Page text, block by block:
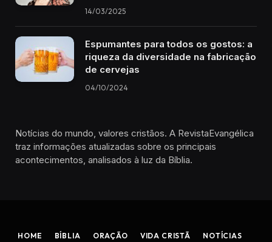
14/03/2025
Espumantes para todos os gostos: a
riqueza da diversidade na fabricação
de cervejas
04/10/2024
Notícias do mundo, valores cristãos. A RevistaEvangélica
traz informações atualizadas sobre os principais
acontecimentos, analisados à luz da Bíblia.
HOME BÍBLIA ORAÇÃO VIDA CRISTÃ NOTÍCIAS